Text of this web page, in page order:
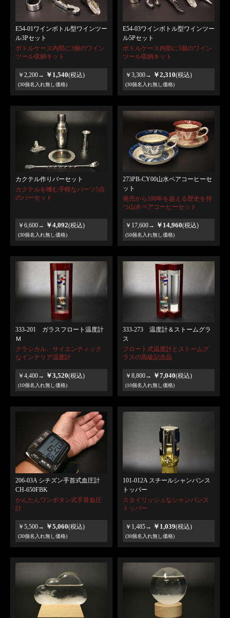
E54-01ワインボトル型ワインツー
ル3Pセット
ボトルケース内部に3個のワイン
ツール収納キット
￥2,200→ ￥1,540(税込)
(30個名入れ無し価格)
E54-03ワインボトル型ワインツー
ル5Pセット
ボトルケース内部に5個のワイン
ツール収納キット
￥3,300→ ￥2,310(税込)
(30個名入れ無し価格)
カクテル作りバーセット
カクテルを嗜む手軽なパーツ5点
のバーセット
￥6,600→ ￥4,092(税込)
(30個名入れ無し価格)
273PB-CY00山水ペアコーヒーセ
ット
発売から100年を超える歴史を持
つ山水ペアコーヒーセット
￥17,600→ ￥14,960(税込)
(50個名入れ無し価格)
333-201 ガラスフロート温度計
Ｍ
クラシカル、サイエンティック
なインテリア温度計
￥4,400→ ￥3,520(税込)
(10個名入れ無し価格)
333-273 温度計＆ストームグラ
ス
フロート式温度計とストームグ
ラスの高級記念品
￥8,800→ ￥7,040(税込)
(10個名入れ無し価格)
206-03A シチズン手首式血圧計
CH-650FBK
かんたんワンボタン式手首血圧
計
￥5,500→ ￥5,060(税込)
(30個名入れ無し価格)
101-012A スチールシャンパンス
トッパー
スタイリッシュなシャンパンス
トッパー
￥1,485→ ￥1,039(税込)
(30個名入れ無し価格)